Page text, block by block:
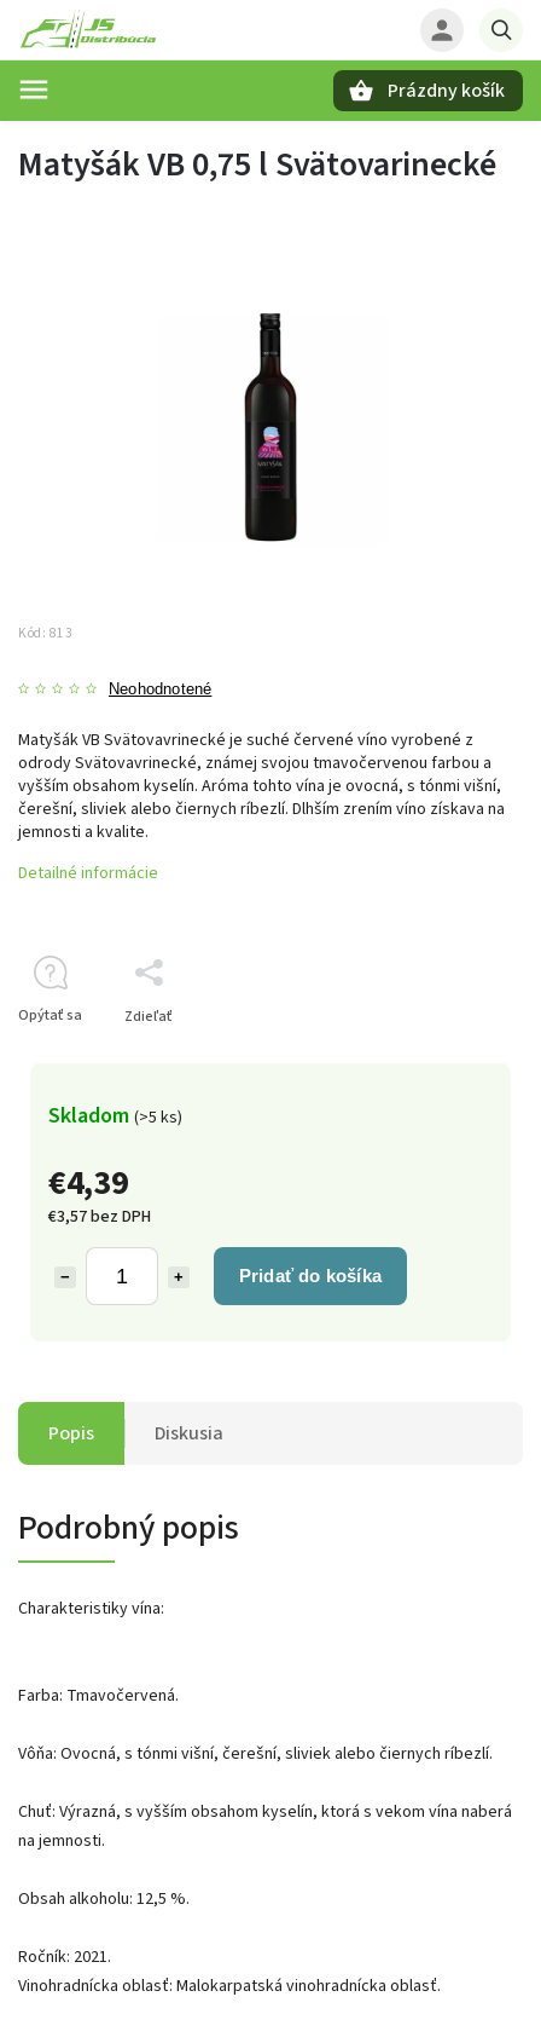
Prázdny košík
Matyšák VB 0,75 l Svätovarinecké
Kód: 813
Neohodnotené
€4,39
€3,57 bez DPH
+
− Pridať do košíka
Skladom (>5 ks)
Matyšák VB Svätovavrinecké je suché červené víno vyrobené z
odrody Svätovavrinecké, známej svojou tmavočervenou farbou a
vyšším obsahom kyselín. Aróma tohto vína je ovocná, s tónmi višní,
čerešní, sliviek alebo čiernych ríbezlí. Dlhším zrením víno získava na
jemnosti a kvalite.
Detailné informácie
Opýtať sa Zdieľať
Popis Diskusia
Podrobný popis
Charakteristiky vína:
Farba: Tmavočervená.
Vôňa: Ovocná, s tónmi višní, čerešní, sliviek alebo čiernych ríbezlí.
Chuť: Výrazná, s vyšším obsahom kyselín, ktorá s vekom vína naberá
na jemnosti.
Obsah alkoholu: 12,5 %.
Ročník: 2021.
Vinohradnícka oblasť: Malokarpatská vinohradnícka oblasť.